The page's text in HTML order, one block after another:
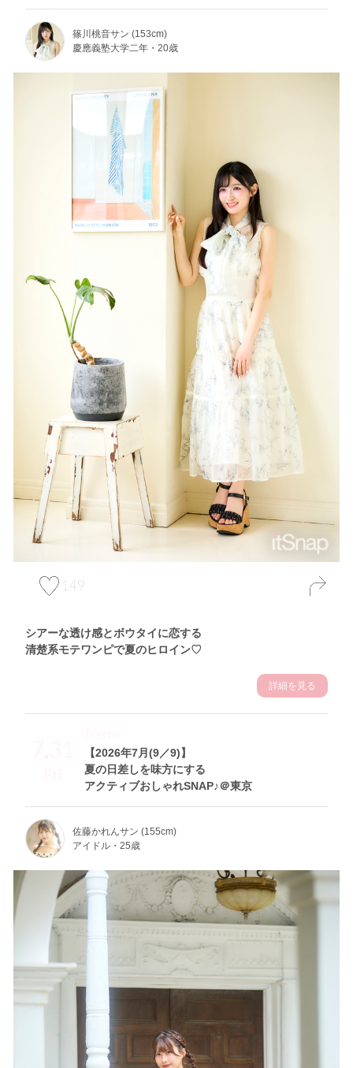
篠川桃音サン (153cm)
慶應義塾大学二年・20歳
149
シアーな透け感とボウタイに恋する
清楚系モテワンピで夏のヒロイン♡
詳細を見る
7.31
Fri
【2026年7月(9／9)】
夏の日差しを味方にする
アクティブおしゃれSNAP♪＠東京
Theme
佐藤かれんサン (155cm)
アイドル・25歳